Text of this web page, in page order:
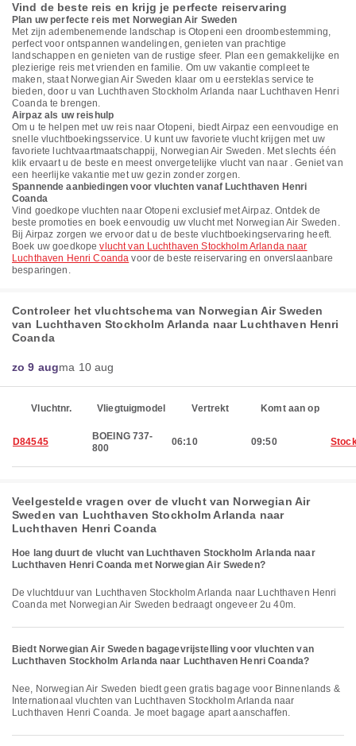
Vind de beste reis en krijg je perfecte reiservaring
Plan uw perfecte reis met Norwegian Air Sweden
Met zijn adembenemende landschap is Otopeni een droombestemming,
perfect voor ontspannen wandelingen, genieten van prachtige
landschappen en genieten van de rustige sfeer. Plan een gemakkelijke en
plezierige reis met vrienden en familie. Om uw vakantie compleet te
maken, staat Norwegian Air Sweden klaar om u eersteklas service te
bieden, door u van Luchthaven Stockholm Arlanda naar Luchthaven Henri
Coanda te brengen.
Airpaz als uw reishulp
Om u te helpen met uw reis naar Otopeni, biedt Airpaz een eenvoudige en
snelle vluchtboekingsservice. U kunt uw favoriete vlucht krijgen met uw
favoriete luchtvaartmaatschappij, Norwegian Air Sweden. Met slechts één
klik ervaart u de beste en meest onvergetelijke vlucht van naar . Geniet van
een heerlijke vakantie met uw gezin zonder zorgen.
Spannende aanbiedingen voor vluchten vanaf Luchthaven Henri
Coanda
Vind goedkope vluchten naar Otopeni exclusief met Airpaz. Ontdek de
beste promoties en boek eenvoudig uw vlucht met Norwegian Air Sweden.
Bij Airpaz zorgen we ervoor dat u de beste vluchtboekingservaring heeft.
Boek uw goedkopevlucht van Luchthaven Stockholm Arlanda naar
Luchthaven Henri Coanda voor de beste reiservaring en onverslaanbare
besparingen.
Controleer het vluchtschema van Norwegian Air Sweden
van Luchthaven Stockholm Arlanda naar Luchthaven Henri
Coanda
zo 9 augma 10 aug
Vluchtnr. Vliegtuigmodel Vertrekt Komt aan op
D84545
BOEING 737-
800
06:10 09:50
Veelgestelde vragen over de vlucht van Norwegian Air
Sweden van Luchthaven Stockholm Arlanda naar
Luchthaven Henri Coanda
Hoe lang duurt de vlucht van Luchthaven Stockholm Arlanda naar
Luchthaven Henri Coanda met Norwegian Air Sweden?
De vluchtduur van Luchthaven Stockholm Arlanda naar Luchthaven Henri
Coanda met Norwegian Air Sweden bedraagt ongeveer 2u 40m.
Biedt Norwegian Air Sweden bagagevrijstelling voor vluchten van
Luchthaven Stockholm Arlanda naar Luchthaven Henri Coanda?
Nee, Norwegian Air Sweden biedt geen gratis bagage voor Binnenlands &
Internationaal vluchten van Luchthaven Stockholm Arlanda naar
Luchthaven Henri Coanda. Je moet bagage apart aanschaffen.